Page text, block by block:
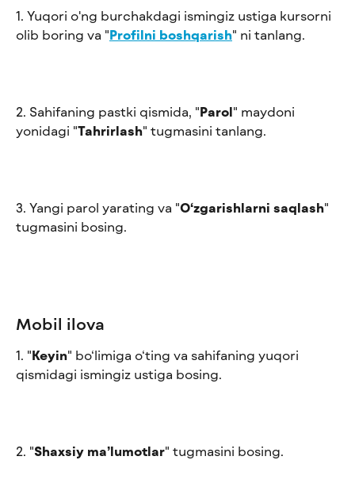
1. Yuqori o'ng burchakdagi ismingiz ustiga kursorni
olib boring va "Profilni boshqarish" ni tanlang.
2. Sahifaning pastki qismida, "Parol" maydoni
yonidagi "Tahrirlash" tugmasini tanlang.
3. Yangi parol yarating va "O‘zgarishlarni saqlash"
tugmasini bosing.
Mobil ilova
1. "Keyin" bo‘limiga o‘ting va sahifaning yuqori
qismidagi ismingiz ustiga bosing.
2. "Shaxsiy ma’lumotlar" tugmasini bosing.